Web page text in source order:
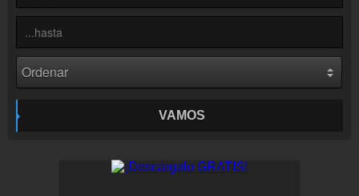
Inclúyelo a tu sitio web
VAMOS